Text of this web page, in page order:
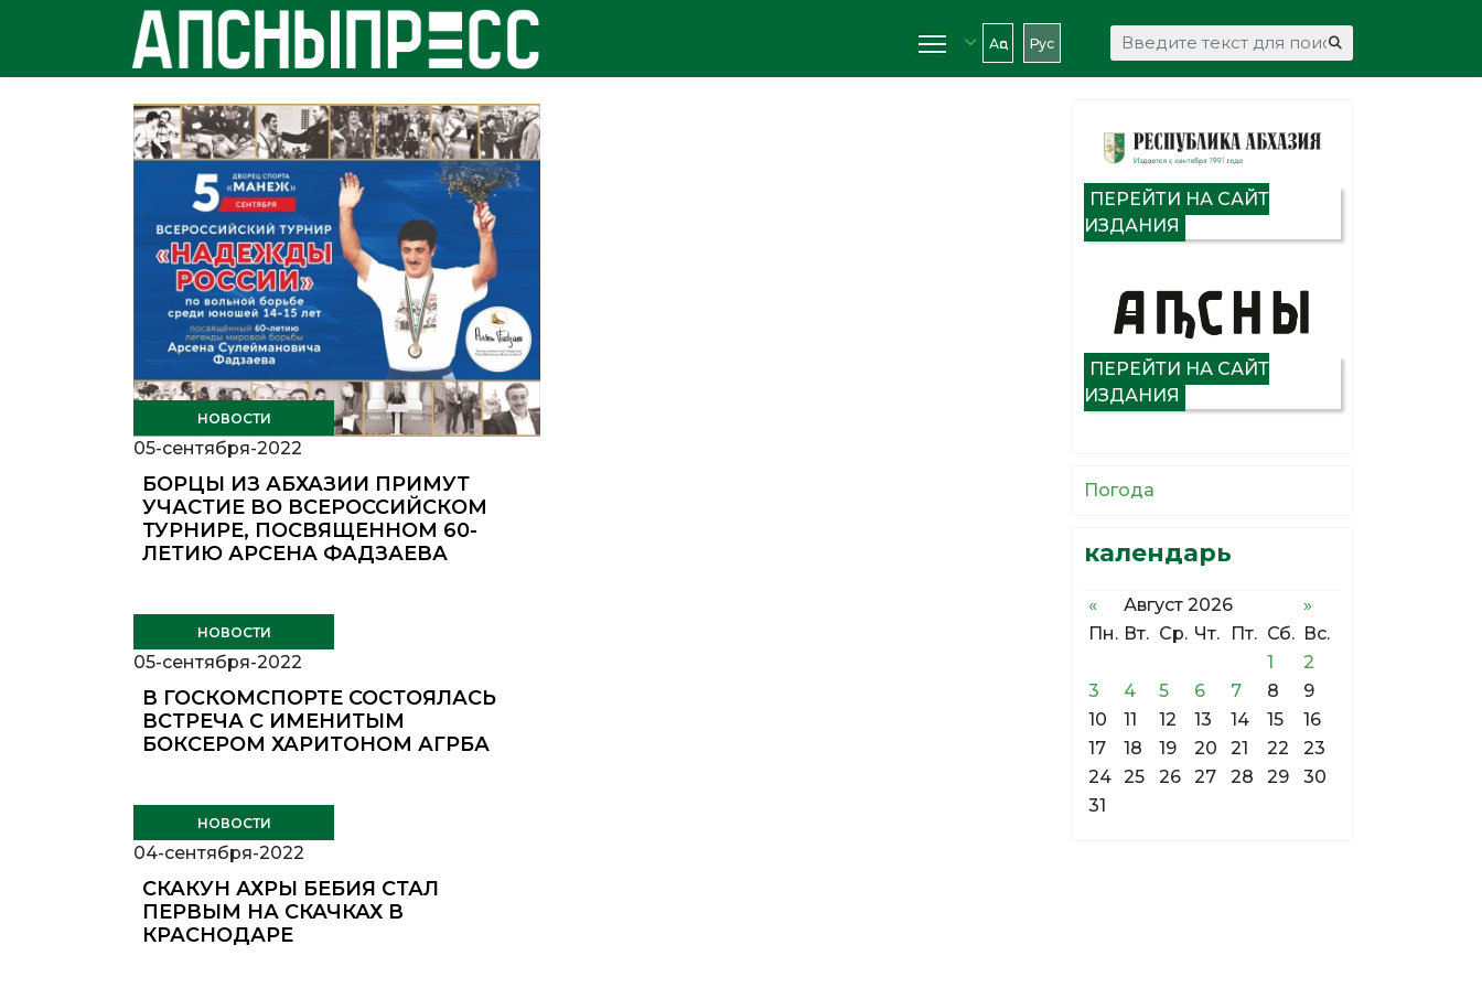
Аԥс Рус Искать...
НОВОСТИ
05-сентября-2022
БОРЦЫ ИЗ АБХАЗИИ ПРИМУТ
УЧАСТИЕ ВО ВСЕРОССИЙСКОМ
ТУРНИРЕ, ПОСВЯЩЕННОМ 60-
ЛЕТИЮ АРСЕНА ФАДЗАЕВА
НОВОСТИ
05-сентября-2022
В ГОСКОМСПОРТЕ СОСТОЯЛАСЬ
ВСТРЕЧА С ИМЕНИТЫМ
БОКСЕРОМ ХАРИТОНОМ АГРБА
НОВОСТИ
04-сентября-2022
СКАКУН АХРЫ БЕБИЯ СТАЛ
ПЕРВЫМ НА СКАЧКАХ В
КРАСНОДАРЕ
ПЕРЕЙТИ НА САЙТ
ИЗДАНИЯ
ПЕРЕЙТИ НА САЙТ
ИЗДАНИЯ
Погода
календарь
« Август 2026
»
Пн. Вт. Ср. Чт. Пт. Сб. Вс.
1
2
3
4 5 6 7 8
9
10
11 12 13 14 15
16
17
18 19 20 21 22
23
24
25 26 27 28 29
30
31